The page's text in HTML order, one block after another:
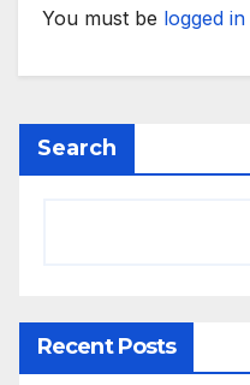
You must be logged in
Search
Recent Posts